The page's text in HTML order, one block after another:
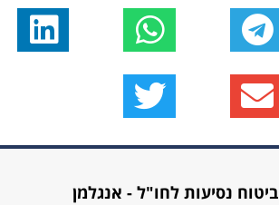
ביטוח נסיעות לחו"ל - אנגלמן